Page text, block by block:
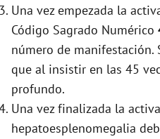
Una vez empezada la
Código Sagrado Numérico
número de manifestación.
que al insistir en las 45
profundo.
Una vez finalizada la
hepatoesplenomegalia